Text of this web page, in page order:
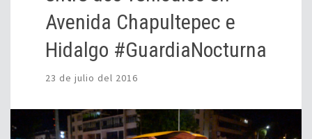
Avenida Chapultepec e
Hidalgo #GuardiaNocturna
23 de julio del 2016